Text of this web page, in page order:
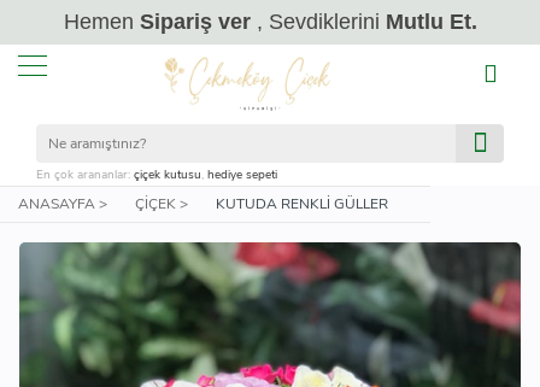
Hemen Sipariş ver, Sevdiklerini Mutlu Et.
En çok arananlar: çiçek kutusu, hediye sepeti
ANASAYFA > ÇIÇEK > KUTUDA RENKLI GÜLLER